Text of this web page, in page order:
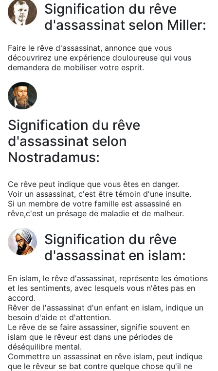
Signification du rêve
d'assassinat selon Miller:
Faire le rêve d'assassinat, annonce que vous
découvrirez une expérience douloureuse qui vous
demandera de mobiliser votre esprit.
Signification du rêve
d'assassinat selon
Nostradamus:
Ce rêve peut indique que vous êtes en danger.
Voir un assassinat, c'est être témoin d'une insulte.
Si un membre de votre famille est assassiné en
rêve,c'est un présage de maladie et de malheur.
Signification du rêve
d'assassinat en islam:
En islam, le rêve d'assassinat, représente les émotions
et les sentiments, avec lesquels vous n'êtes pas en
accord.
Rêver de l'assassinat d'un enfant en islam, indique un
besoin d'aide et d'attention.
Le rêve de se faire assassiner, signifie souvent en
islam que le rêveur est dans une périodes de
déséquilibre mental.
Commettre un assassinat en rêve islam, peut indique
que le rêveur se bat contre quelque chose qu'il ne